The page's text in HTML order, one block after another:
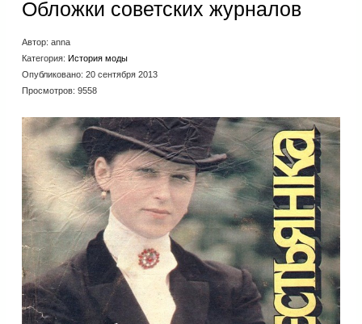
Обложки советских журналов
Автор: anna
Категория: История моды
Опубликовано: 20 сентября 2013
Просмотров: 9558